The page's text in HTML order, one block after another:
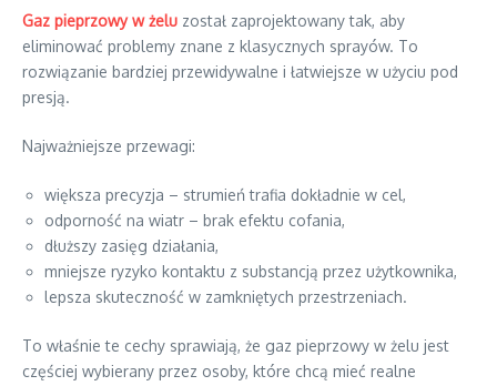
Gaz pieprzowy w żelu został zaprojektowany tak, aby
eliminować problemy znane z klasycznych sprayów. To
rozwiązanie bardziej przewidywalne i łatwiejsze w użyciu pod
presją.
Najważniejsze przewagi:
większa precyzja – strumień trafia dokładnie w cel,
odporność na wiatr – brak efektu cofania,
dłuższy zasięg działania,
mniejsze ryzyko kontaktu z substancją przez użytkownika,
lepsza skuteczność w zamkniętych przestrzeniach.
To właśnie te cechy sprawiają, że gaz pieprzowy w żelu jest
częściej wybierany przez osoby, które chcą mieć realne